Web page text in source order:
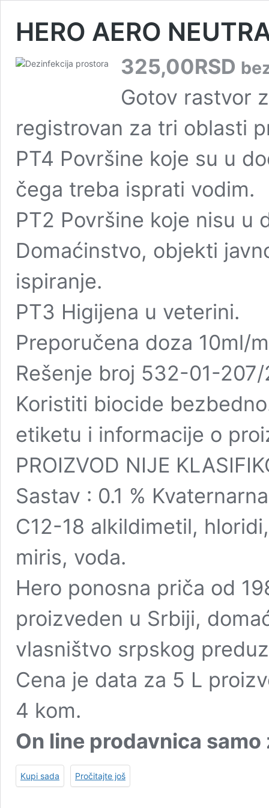
HERO AERO
325,00RSD
Gotov rastvor
registrovan za tri oblasti
РТ4 Površine koje su u
čega treba isprati vodim.
PT2 Površine koje nisu u
Domaćinstvo, objekti
ispiranje.
PT3 Higijena u veterini.
Preporučena doza 10ml/
Rešenje broj 532-01-
Koristiti biocide
etiketu i informacije o
PROIZVOD NIJE
Sastav : 0.1 %
C12-18 alkildimetil,
miris, voda.
Hero ponosna priča od
proizveden u Srbiji,
vlasništvo srpskog
Cena je data za 5 L
4 kom.
On line prodavnica samo
Kupi sada Pročitajte još